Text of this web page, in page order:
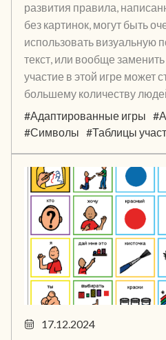
развития правила,
без картинок, могут быть
использовать визуальную
текст, или вообще
участие в этой игре может
большему количеству
#Адаптированные игры
#Символы #Таблицы
17.12.2024